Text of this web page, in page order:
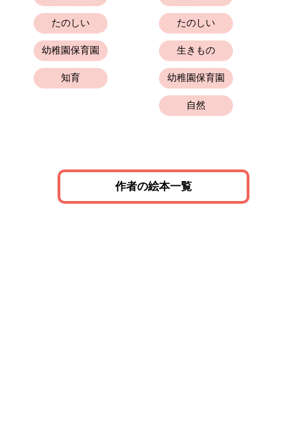
たのしい
幼稚園保育園
知育
たのしい
生きもの
幼稚園保育園
自然
作者の絵本一覧